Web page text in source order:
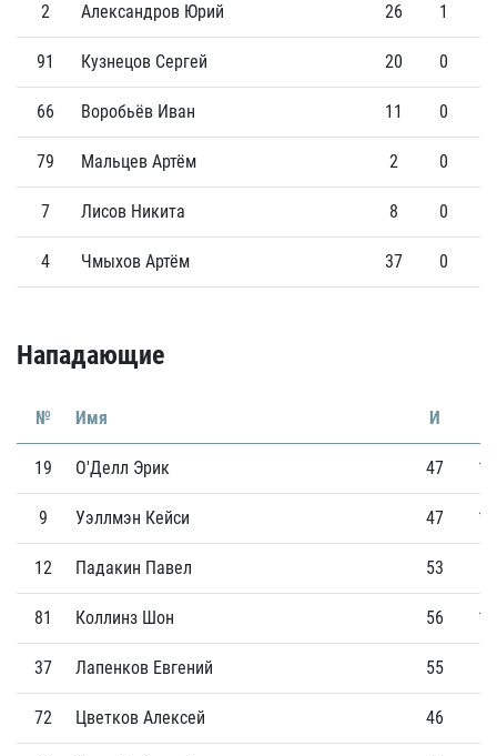
2 Александров Юрий 26 1
91 Кузнецов Сергей 20 0
66 Воробьёв Иван 11 0
79 Мальцев Артём 2 0
7 Лисов Никита 8 0
4 Чмыхов Артём 37 0
Нападающие
№ Имя И
19 О'Делл Эрик 47 14
9 Уэллмэн Кейси 47 10
12 Падакин Павел 53
81 Коллинз Шон 56 15
37 Лапенков Евгений 55
72 Цветков Алексей 46